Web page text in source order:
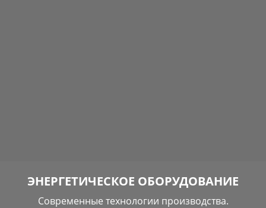
ЭНЕРГЕТИЧЕСКОЕ ОБОРУДОВАНИЕ
Современные технологии производства.